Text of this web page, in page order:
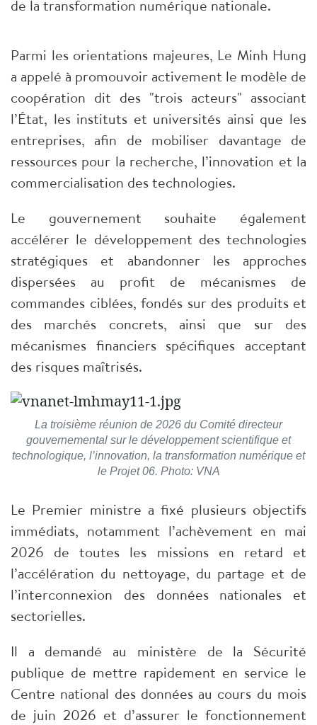
de la transformation numérique nationale.
Parmi les orientations majeures, Le Minh Hung
a appelé à promouvoir activement le modèle de
coopération dit des "trois acteurs" associant
l’État, les instituts et universités ainsi que les
entreprises, afin de mobiliser davantage de
ressources pour la recherche, l’innovation et la
commercialisation des technologies.
Le gouvernement souhaite également
accélérer le développement des technologies
stratégiques et abandonner les approches
dispersées au profit de mécanismes de
commandes ciblées, fondés sur des produits et
des marchés concrets, ainsi que sur des
mécanismes financiers spécifiques acceptant
des risques maîtrisés.
La troisième réunion de 2026 du Comité directeur
gouvernemental sur le développement scientifique et
technologique, l’innovation, la transformation numérique et
le Projet 06. Photo: VNA
Le Premier ministre a fixé plusieurs objectifs
immédiats, notamment l’achèvement en mai
2026 de toutes les missions en retard et
l’accélération du nettoyage, du partage et de
l’interconnexion des données nationales et
sectorielles.
Il a demandé au ministère de la Sécurité
publique de mettre rapidement en service le
Centre national des données au cours du mois
de juin 2026 et d’assurer le fonctionnement